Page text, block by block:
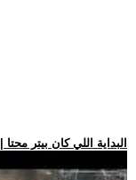
.. فيلم Spider-Man: Brand New Day | البداية اللي كان بيتر محتا